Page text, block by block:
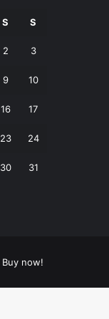
S S
2 3
9 10
16 17
23 24
30 31
Buy now!